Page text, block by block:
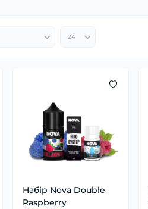
Набір Nova Double
Raspberry